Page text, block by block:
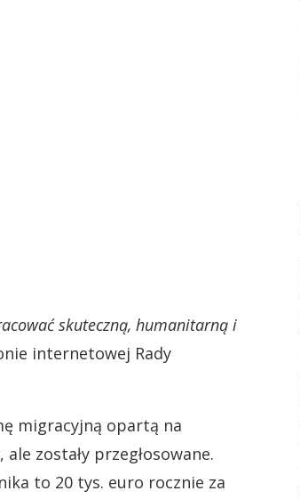
skuteczną, humanitarną i
internetowej Rady
migracyjną opartą na
zostały przegłosowane.
to 20 tys. euro rocznie za